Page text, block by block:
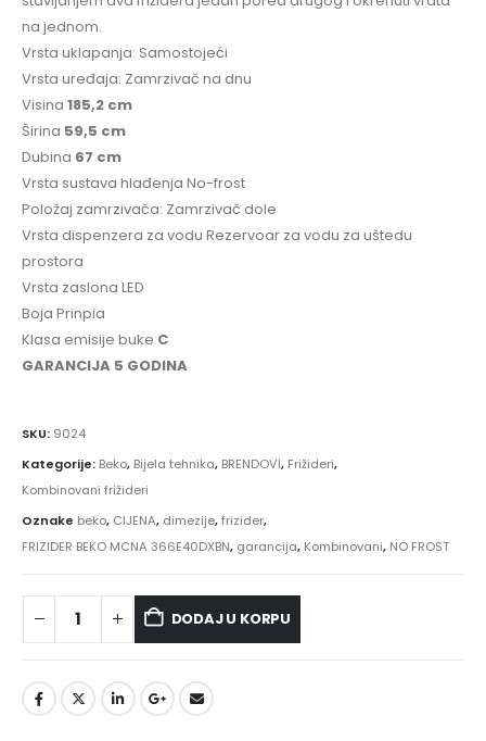
na jednom.
Vrsta uklapanja: Samostojeći
Vrsta uređaja: Zamrzivač na dnu
Visina 185,2 cm
Širina 59,5 cm
Dubina 67 cm
Vrsta sustava hlađenja No-frost
Položaj zamrzivača: Zamrzivač dole
Vrsta dispenzera za vodu Rezervoar za vodu za uštedu
prostora
Vrsta zaslona LED
Boja Prinpia
Klasa emisije buke C
GARANCIJA 5 GODINA
SKU: 9024
Kategorije: Beko, Bijela tehnika, BRENDOVI, Frižideri,
Kombinovani frižideri
Oznake beko, CIJENA, dimezije,frizider,
FRIZIDER BEKO MCNA 366E40DXBN, garancija, Kombinovani, NO FROST
DODAJ U KORPU